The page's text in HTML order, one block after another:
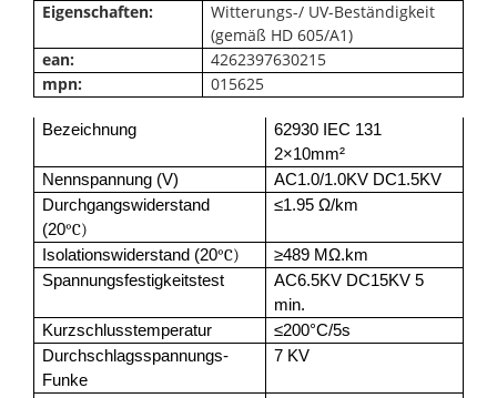
Eigenschaften:
Witterungs-/ UV-Beständigkeit
(gemäß HD 605/A1)
ean:
4262397630215
mpn:
015625
Bezeichnung
62930 IEC 131
2×10mm²
Nennspannung (V)
AC1.0/1.0KV DC1.5KV
Durchgangswiderstand
(20°C)
≤1.95 Ω/km
Isolationswiderstand (20°C)
≥489 MΩ.km
Spannungsfestigkeitstest
AC6.5KV DC15KV 5
min.
Kurzschlusstemperatur
≤200°C/5s
Durchschlagsspannungs-
Funke
7 KV